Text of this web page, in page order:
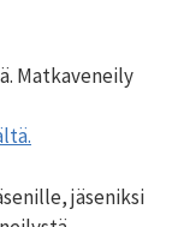
Matkaveneily
jäseniksi